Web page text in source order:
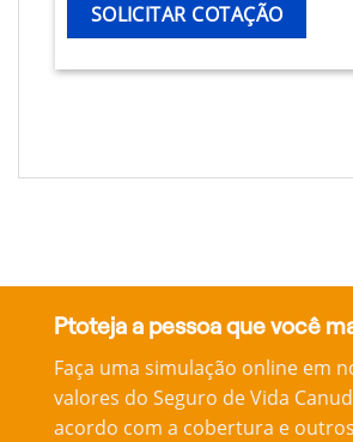
SOLICITAR COTAÇÃO
Ptoteja a pessoa que você
Faça uma simulação online em
valores do Seguro de Vida
acordo com a cobertura e